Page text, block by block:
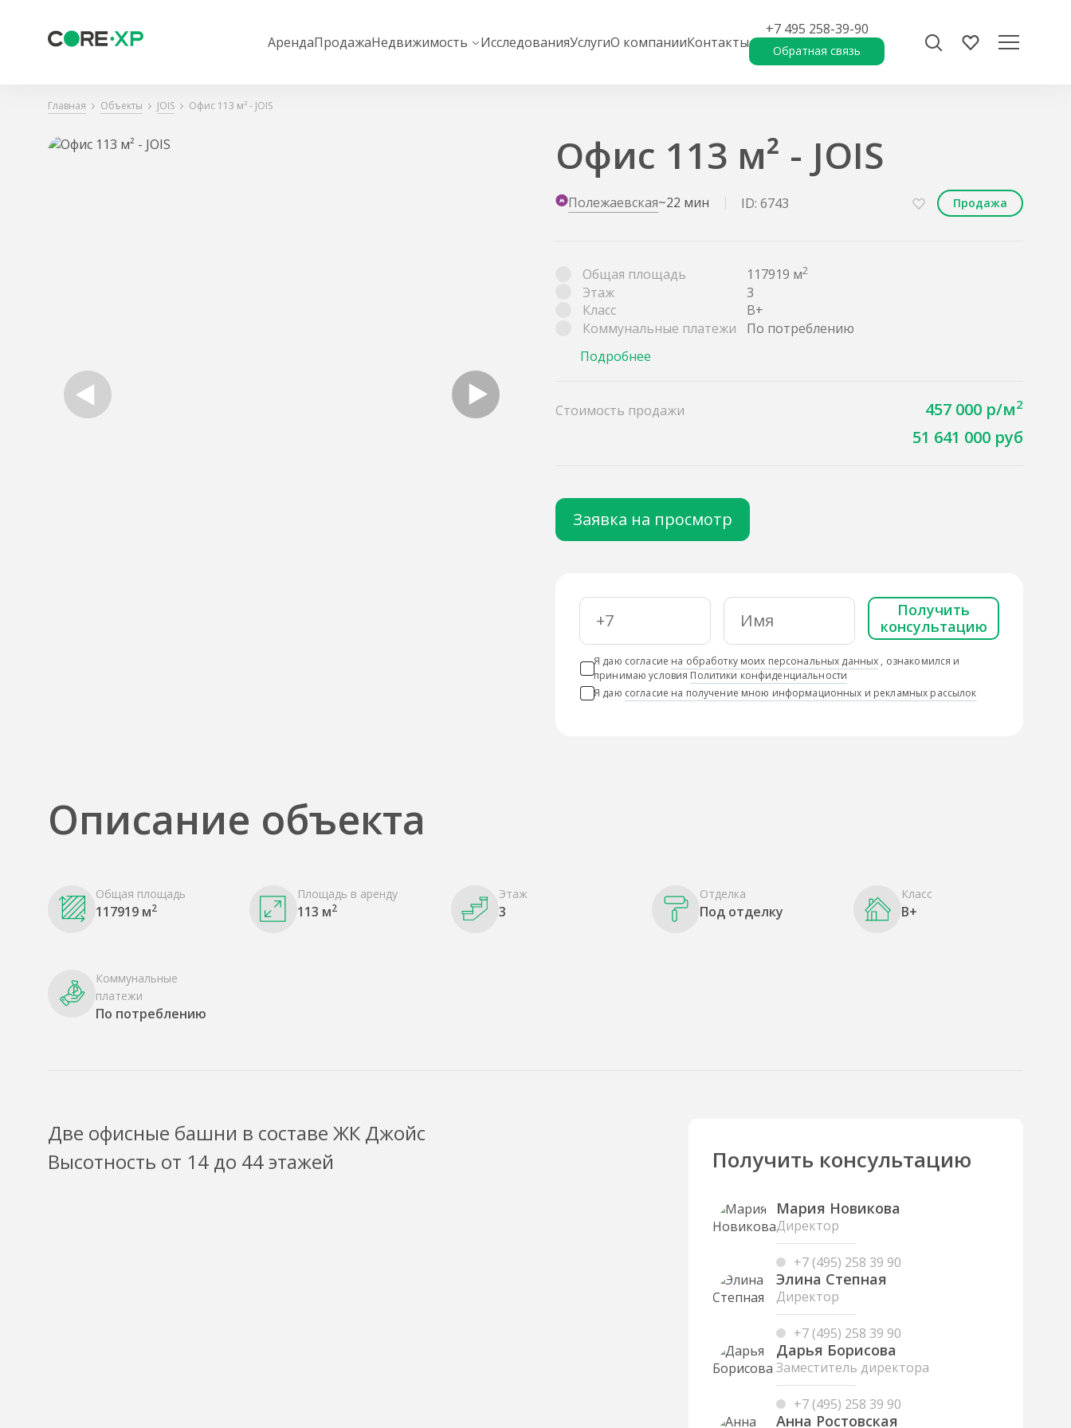
АрендаПродажаНедвижимость ИсследованияУслугиО компанииКонтакты
+7 495 258-39-90
Обратная связь
Главная Объекты JOIS Офис 113 м² - JOIS
Офис 113 м² - JOIS
Полежаевская~22 мин ID: 6743 Продажа
Общая площадь 117919 м2
Этаж
3
Класс
B+
Коммунальные платежи
По потреблению
Подробнее
Стоимость продажи 457 000 р/м2
51 641 000 руб
Заявка на просмотр
Получить
консультацию
Я даю согласие на обработку моих персональных данных , ознакомился и
принимаю условия Политики конфиденциальности
Я даю согласие на получение мною информационных и рекламных рассылок
Описание объекта
Общая площадь
117919 м2
Площадь в аренду
113 м2
Этаж
3
Отделка
Под отделку
Класс
B+
Коммунальные
платежи
По потреблению
Две офисные башни в составе ЖК Джойс
Высотность от 14 до 44 этажей
Получить консультацию
Мария Новикова
Директор
+7 (495) 258 39 90
Элина Степная
Директор
+7 (495) 258 39 90
Дарья Борисова
Заместитель директора
+7 (495) 258 39 90
Анна Ростовская